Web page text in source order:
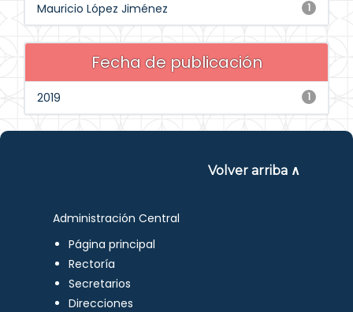
1
Mauricio López Jiménez
Fecha de publicación
1
2019
Volver arriba ∧
Administración Central
Página principal
Rectoría
Secretarios
Direcciones